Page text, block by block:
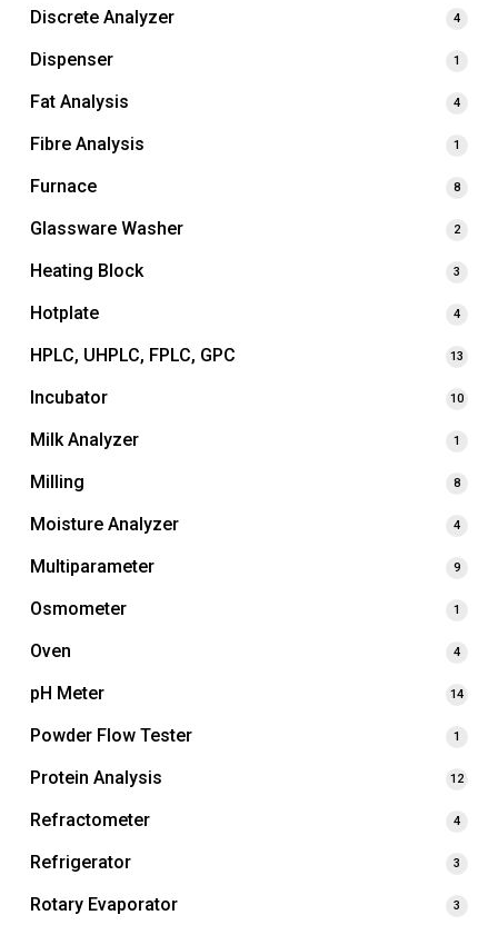
Discrete Analyzer 4
Dispenser 1
Fat Analysis 4
Fibre Analysis 1
Furnace 8
Glassware Washer 2
Heating Block 3
Hotplate 4
HPLC, UHPLC, FPLC, GPC 13
Incubator 10
Milk Analyzer 1
Milling 8
Moisture Analyzer 4
Multiparameter 9
Osmometer 1
Oven 4
pH Meter 14
Powder Flow Tester 1
Protein Analysis 12
Refractometer 4
Refrigerator 3
Rotary Evaporator 3